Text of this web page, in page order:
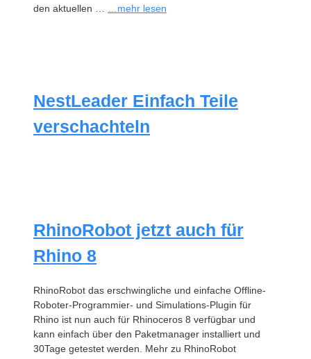
den aktuellen …
…mehr lesen
NestLeader Einfach Teile
verschachteln
RhinoRobot jetzt auch für
Rhino 8
RhinoRobot das erschwingliche und einfache Offline-
Roboter-Programmier- und Simulations-Plugin für
Rhino ist nun auch für Rhinoceros 8 verfügbar und
kann einfach über den Paketmanager installiert und
30Tage getestet werden. Mehr zu RhinoRobot